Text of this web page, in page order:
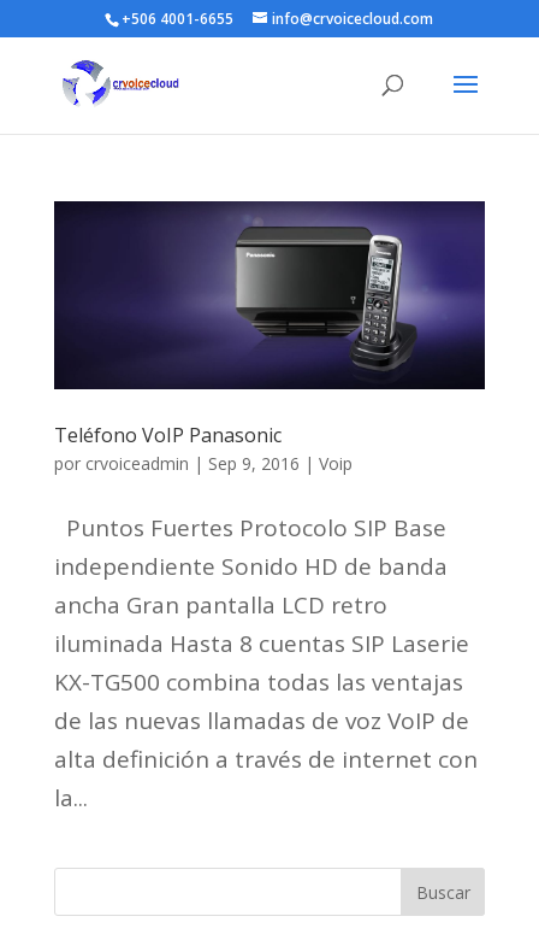
+506 4001-6655 info@crvoicecloud.com
Teléfono VoIP Panasonic
por crvoiceadmin | Sep 9, 2016 | Voip
Puntos Fuertes Protocolo SIP Base
independiente Sonido HD de banda
ancha Gran pantalla LCD retro
iluminada Hasta 8 cuentas SIP Laserie
KX-TG500 combina todas las ventajas
de las nuevas llamadas de voz VoIP de
alta definición a través de internet con
la...